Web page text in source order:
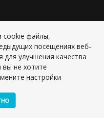
cookie файлы,
посещениях веб-
улучшения качества
вы не хотите
настройки